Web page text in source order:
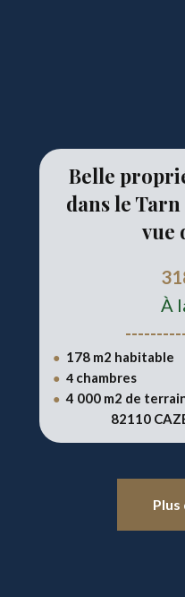
Belle
dans le
vue
À
● 178 m2 habitable
● 4 chambres
●4 000 m2 de
82110
Plus